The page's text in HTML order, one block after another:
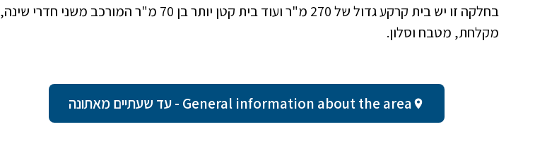
בחלקה זו יש בית קרקע גדול של 270 מ"ר ועוד בית קטן יותר בן 70 מ"ר המורכב משני חדרי שינה,
מקלחת, מטבח וסלון.
General information about the area - עד שעתיים מאתונה